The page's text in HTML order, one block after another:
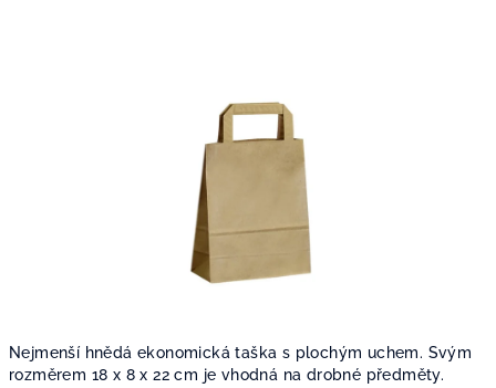
Nejmenší hnědá ekonomická taška s plochým uchem. Svým
rozměrem 18 x 8 x 22 cm je vhodná na drobné předměty.